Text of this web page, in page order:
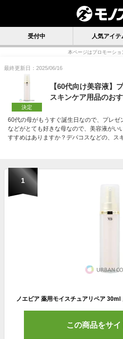
受付中 人気アイテ
本ページはプロモーショ
最終更新日：2025/06/16
決定
【60代向け美容液】
スキンケア用品のお
60代の母がもうすぐ誕生日なので、プレ
などがとても好きな母なので、美容液がい
すすめはありますか？デパコスなどの、ス
1
この商品をサ